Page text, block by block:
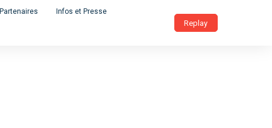
Partenaires Infos et Presse
Replay